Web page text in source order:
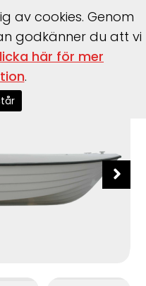
495 R
av cookies. Genom
godkänner du att vi
här för mer
.